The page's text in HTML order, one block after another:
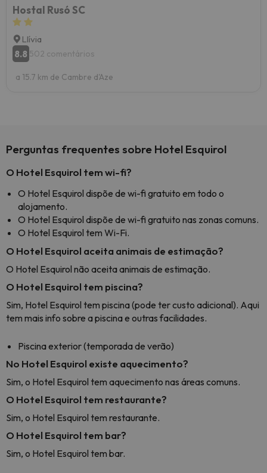
Hostal Rusó SC
Llívia
8.8 502 comentários
a 15.7 km de Cambre d'Aze
Perguntas frequentes sobre Hotel Esquirol
O Hotel Esquirol tem wi-fi?
O Hotel Esquirol dispõe de wi-fi gratuito em todo o
alojamento.
O Hotel Esquirol dispõe de wi-fi gratuito nas zonas comuns.
O Hotel Esquirol tem Wi-Fi.
O Hotel Esquirol aceita animais de estimação?
O Hotel Esquirol não aceita animais de estimação.
O Hotel Esquirol tem piscina?
Sim, Hotel Esquirol tem piscina (pode ter custo adicional). Aqui
tem mais info sobre a piscina e outras facilidades.
Piscina exterior (temporada de verão)
No Hotel Esquirol existe aquecimento?
Sim, o Hotel Esquirol tem aquecimento nas áreas comuns.
O Hotel Esquirol tem restaurante?
Sim, o Hotel Esquirol tem restaurante.
O Hotel Esquirol tem bar?
Sim, o Hotel Esquirol tem bar.